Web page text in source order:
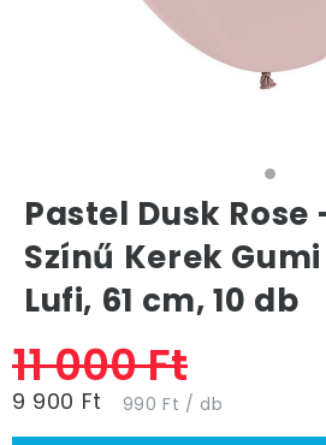
Pastel Dusk Rose
Színű Kerek
Lufi, 61 cm, 10 db
11 000 Ft
9 900 Ft 990 Ft / db